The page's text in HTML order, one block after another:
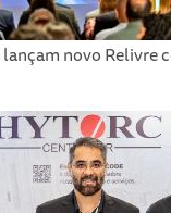
lançam novo Relivre